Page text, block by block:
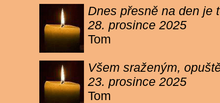
Dnes přesně na den je
28. prosince 2025
Tom
Všem sraženým,
23. prosince 2025
Tom